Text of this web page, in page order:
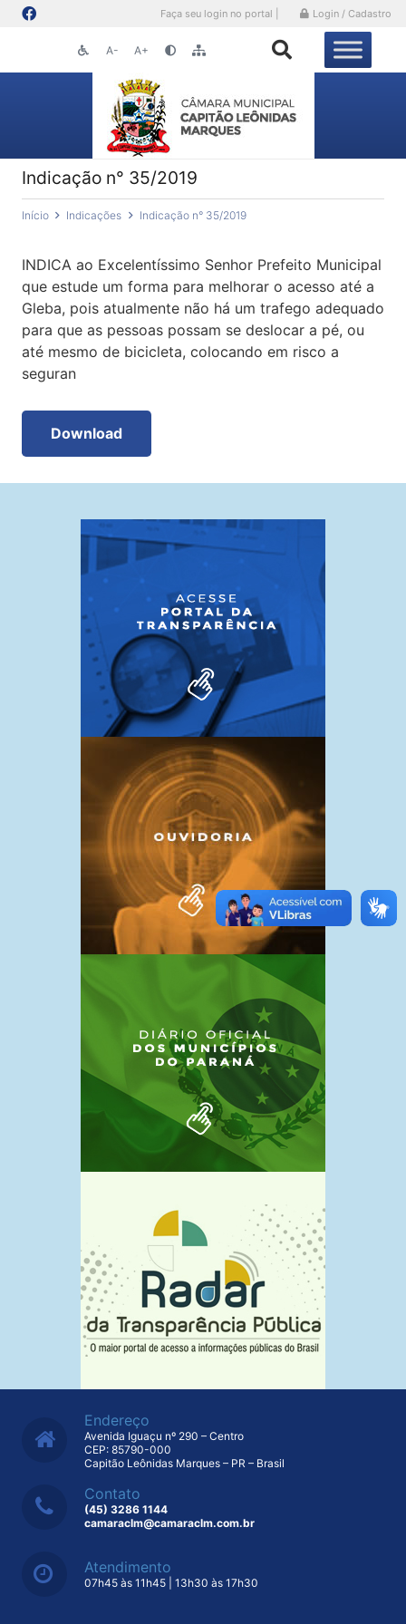
Faça seu login no portal | Login / Cadastro
A- A+
Indicação n° 35/2019
Início Indicações Indicação n° 35/2019
INDICA ao Excelentíssimo Senhor Prefeito Municipal
que estude um forma para melhorar o acesso até a
Gleba, pois atualmente não há um trafego adequado
para que as pessoas possam se deslocar a pé, ou
até mesmo de bicicleta, colocando em risco a
seguran
Download
Endereço
Avenida Iguaçu nº 290 – Centro
CEP: 85790-000
Capitão Leônidas Marques – PR – Brasil
Contato
(45) 3286 1144
camaraclm@camaraclm.com.br
Atendimento
07h45 às 11h45 | 13h30 às 17h30